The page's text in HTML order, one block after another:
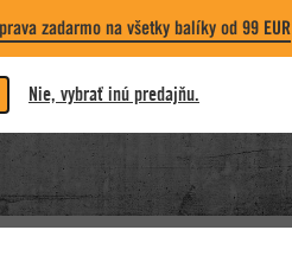
zadarmo na všetky balíky od 99 EUR
Nie, vybrať inú predajňu.